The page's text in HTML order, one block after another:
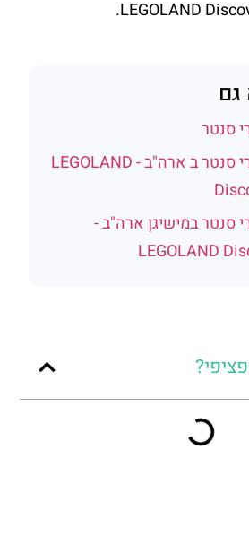
LEGOLAND
גם
סנטר
לגולנד דיסקברי סנטר ב ארה"ב - LEGOLAND
סנטר במישיגן ארה"ב -
LEGOLAND